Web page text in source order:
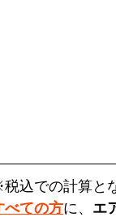
込での計算と
べての方に、 エ